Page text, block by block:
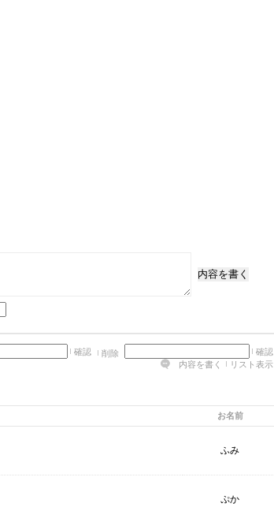
内容を書く
確認 削除
確認
内容を書く
リスト表示
お名前
ふみ
ぷか